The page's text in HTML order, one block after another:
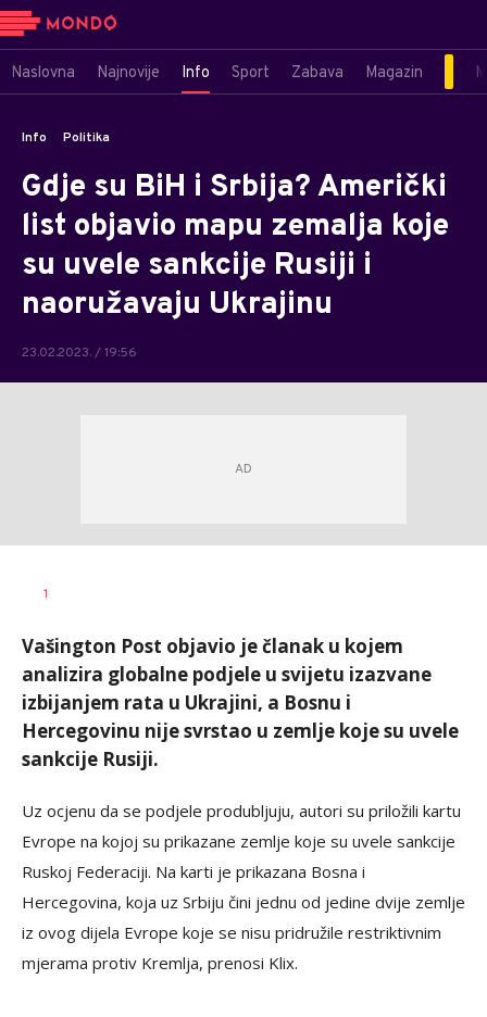
Naslovna Najnovije Info Sport Zabava Magazin
Info Politika
Gdje su BiH i Srbija? Američki
list objavio mapu zemalja koje
su uvele sankcije Rusiji i
naoružavaju Ukrajinu
23.02.2023. / 19:56
AUTOR
1
Vašington Post objavio je članak u kojem
analizira globalne podjele u svijetu izazvane
izbijanjem rata u Ukrajini, a Bosnu i
Hercegovinu nije svrstao u zemlje koje su uvele
sankcije Rusiji.
Uz ocjenu da se podjele produbljuju, autori su priložili kartu
Evrope na kojoj su prikazane zemlje koje su uvele sankcije
Ruskoj Federaciji. Na karti je prikazana Bosna i
Hercegovina, koja uz Srbiju čini jednu od jedine dvije zemlje
iz ovog dijela Evrope koje se nisu pridružile restriktivnim
mjerama protiv Kremlja, prenosi Klix.